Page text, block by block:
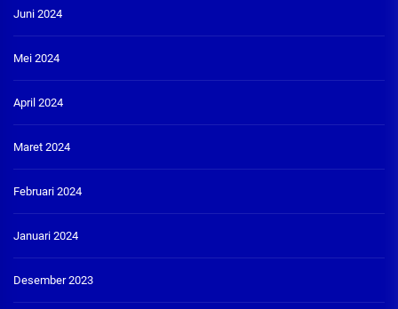
Juni 2024
Mei 2024
April 2024
Maret 2024
Februari 2024
Januari 2024
Desember 2023